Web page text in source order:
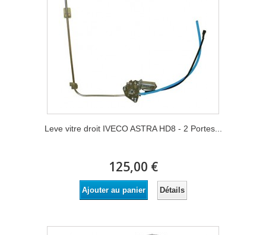
Leve vitre droit IVECO ASTRA HD8 - 2 Portes...
125,00 €
Ajouter au panier Détails